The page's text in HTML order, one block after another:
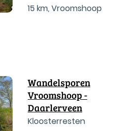
15 km, Vroomshoop
Wandelsporen
Vroomshoop -
Daarlerveen
Kloosterresten